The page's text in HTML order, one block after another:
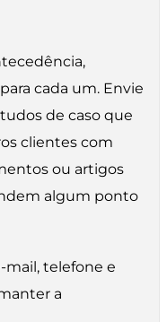
cada um. Envie
de caso que
clientes com
ou artigos
algum ponto
mail, telefone e
a